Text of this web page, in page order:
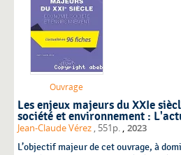
Ouvrage
Les enjeux majeurs du XXIe
société et environnement :
Jean-Claude Vérez , 551p. 2023
L’objectif majeur de cet ouvrage, à